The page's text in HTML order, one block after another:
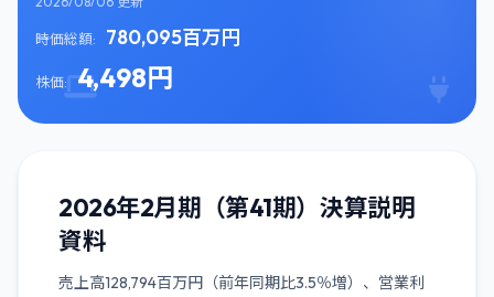
時価総額: 780,095百万円
株価: 4,498円
2026年2月期（第41期）決算説明
資料
売上高128,794百万円（前年同期比3.5％増）、営業利